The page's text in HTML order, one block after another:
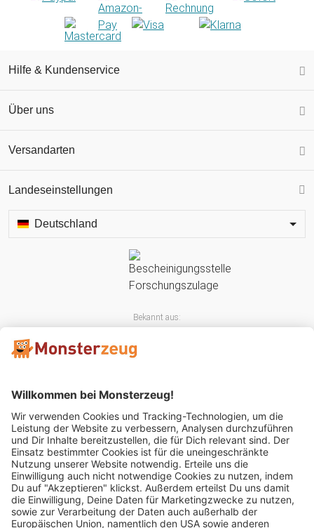
Hilfe & Kundenservice
Über uns
Versandarten
Landeseinstellungen
Deutschland
Bekannt aus:
Mitglied im: